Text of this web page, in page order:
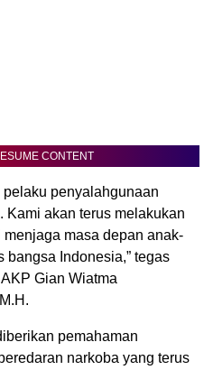
CONTENT
pelaku penyalahgunaan
Kami akan terus melakukan
masa depan anak-
Indonesia,” tegas
Gian Wiatma
pemahaman
narkoba yang terus